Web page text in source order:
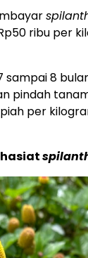
ribu per
sampai 8
pindah
per